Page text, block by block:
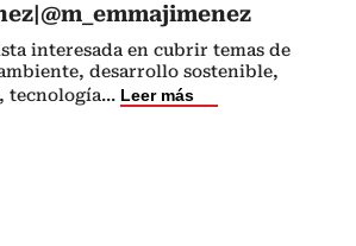
interesada en cubrir temas de
desarrollo sostenible,
tecnología... Leer más